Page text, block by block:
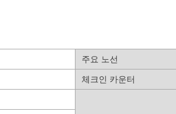
주요 노선
체크인 카운터